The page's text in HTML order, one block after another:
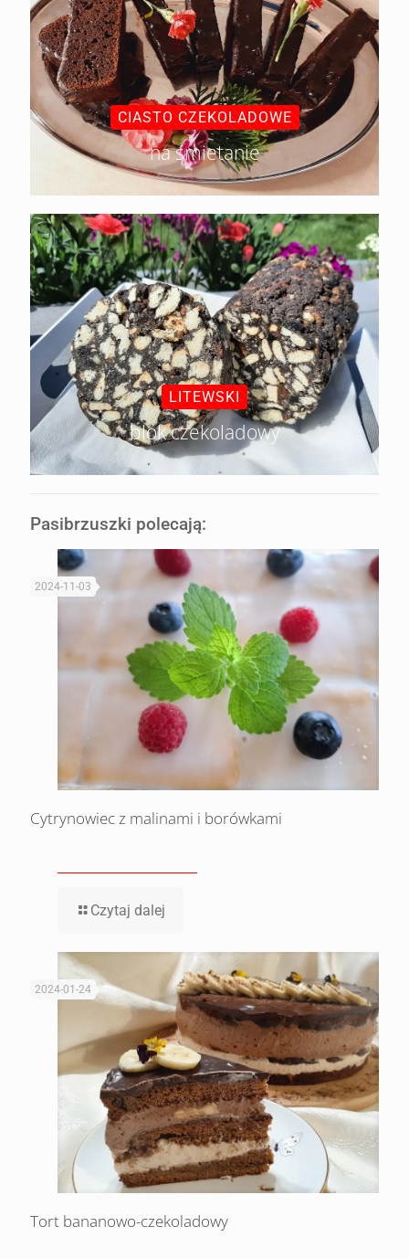
CIASTO CZEKOLADOWE
na śmietanie
LITEWSKI
blok czekoladowy
Pasibrzuszki polecają:
2024-11-03
Cytrynowiec z malinami i borówkami
Czytaj dalej
2024-01-24
Tort bananowo-czekoladowy